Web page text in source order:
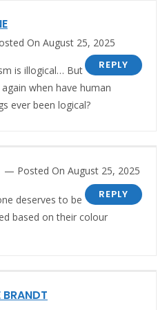
On August 25, 2025
REPLY
is illogical… But
when have human
ever been logical?
Posted On August 25, 2025
REPLY
deserves to be
based on their colour
BRANDT